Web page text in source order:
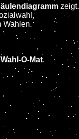
zeigt.
Wahlen.
O-Mat.